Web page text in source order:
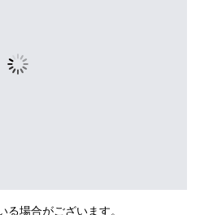
場合がございます。